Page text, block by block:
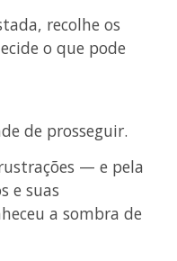
recolhe os
o que pode
de prosseguir.
— e pela
e suas
a sombra de